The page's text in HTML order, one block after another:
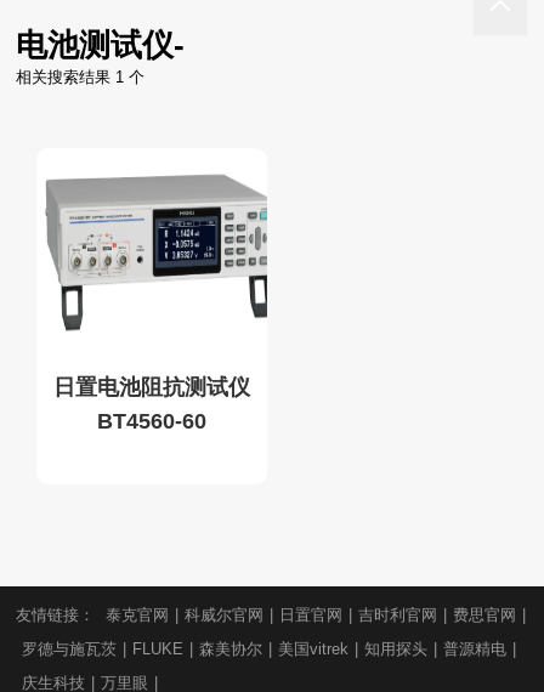
电池测试仪-
相关搜索结果 1 个
日置电池阻抗测试仪
BT4560-60
友情链接： 泰克官网 | 科威尔官网 | 日置官网 | 吉时利官网 | 费思官网 |
罗德与施瓦茨 | FLUKE | 森美协尔 | 美国vitrek | 知用探头 | 普源精电 |
庆生科技 | 万里眼 |